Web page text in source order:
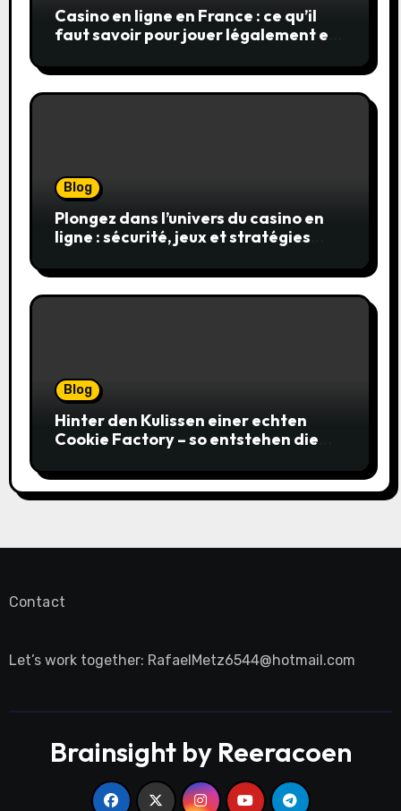
Casino en ligne en France : ce qu’il
faut savoir pour jouer légalement et
Blog
Plongez dans l’univers du casino en
ligne : sécurité, jeux et stratégies
Blog
Hinter den Kulissen einer echten
Cookie Factory – so entstehen die
Contact
Let’s work together: RafaelMetz6544@hotmail.com
Brainsight by Reeracoen